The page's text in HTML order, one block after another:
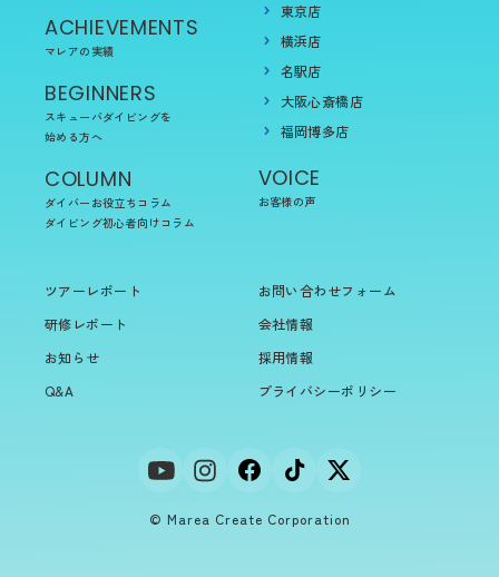
ACHIEVEMENTS
マレアの実績
BEGINNERS
スキューバダイビングを
始める方へ
COLUMN
ダイバーお役立ちコラム
ダイビング初心者向けコラム
東京店
横浜店
名駅店
大阪心斎橋店
福岡博多店
VOICE
お客様の声
ツアーレポート
研修レポート
お知らせ
Q&A
お問い合わせフォーム
会社情報
採用情報
プライバシーポリシー
© Marea Create Corporation